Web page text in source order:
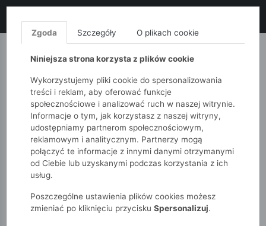
MONNARI QUIOSQUE
51015kids Niemowlak
Dziewczynki
Body z krótkim rękawem niemowlęce dziewczęce „Sama
Słodycz”
Zgoda Szczegóły O plikach cookie
Niniejsza strona korzysta z plików cookie
Wykorzystujemy pliki cookie do spersonalizowania
treści i reklam, aby oferować funkcje
społecznościowe i analizować ruch w naszej witrynie.
Informacje o tym, jak korzystasz z naszej witryny,
udostępniamy partnerom społecznościowym,
reklamowym i analitycznym. Partnerzy mogą
połączyć te informacje z innymi danymi otrzymanymi
od Ciebie lub uzyskanymi podczas korzystania z ich
usług.
Poszczególne ustawienia plików cookies możesz
zmieniać po kliknięciu przycisku Spersonalizuj.